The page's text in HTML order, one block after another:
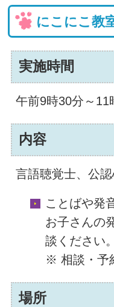
にこにこ教
実施時間
午前9時30分～11
内容
言語聴覚士、公
ことばや発
お子さんの
談ください。
※ 相談・予
場所